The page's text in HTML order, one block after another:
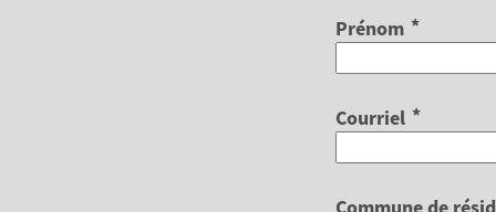
Prénom *
Courriel *
Commune de